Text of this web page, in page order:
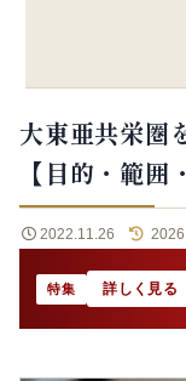
大東亜共栄圏
【目的・範囲
2022.11.26
特集 詳しく見る